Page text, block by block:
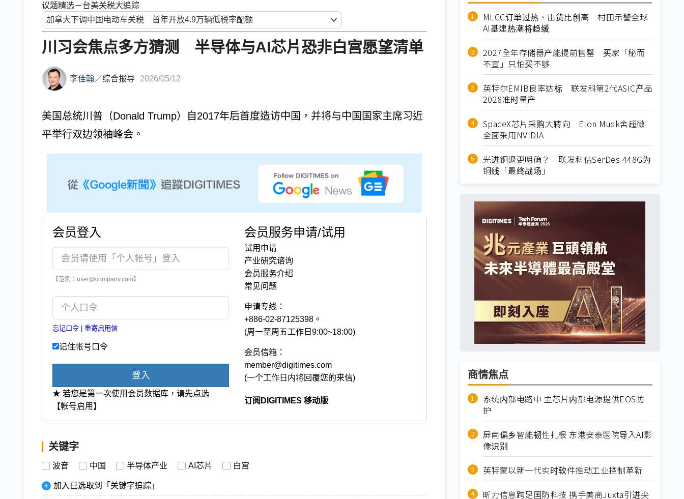
议题精选－台美关税大追踪
川习会焦点多方猜测 半导体与AI芯片恐非白宫愿望清单
李佳翰／综合报导 2026/05/12
美国总统川普（Donald Trump）自2017年后首度造访中国，并将与中国国家主席习近
平举行双边领袖峰会。
会员登入
【范例：user@company.com】
忘记口令 重寄启用信
记住帐号口令
登入
★ 若您是第一次使用会员数据库，请先点选
【帐号启用】
会员服务申请/试用
试用申请
产业研究谘询
会员服务介绍
常见问题
申请专线：
+886-02-87125398。
(周一至周五工作日9:00~18:00)
会员信箱：
member@digitimes.com
(一个工作日内将回覆您的来信)
订阅DIGITIMES 移动版
关键字
波音 中国 半导体产业 AI芯片 白宫
加入已选取到「关键字追踪」
MLCC订单过热、出货比创高 村田示警全球
AI基建热潮将趋缓
2027全年存储器产能提前售罄 买家「秘而
不宣」只怕买不够
英特尔EMIB良率达标 联发科第2代ASIC产品
2028准时量产
SpaceX芯片采购大转向 Elon Musk舍超微
全面采用NVIDIA
光进铜退更明确？ 联发科估SerDes 448G为
铜线「最终战场」
商情焦点
系统内部电路中 主芯片内部电源提供EOS防
护
屏南偏乡智能韧性扎根 东港安泰医院导入AI影
像识别
英特蒙以新一代实时软件推动工业控制革新
昕力信息跨足国防科技 携手美商Juxta引进尖